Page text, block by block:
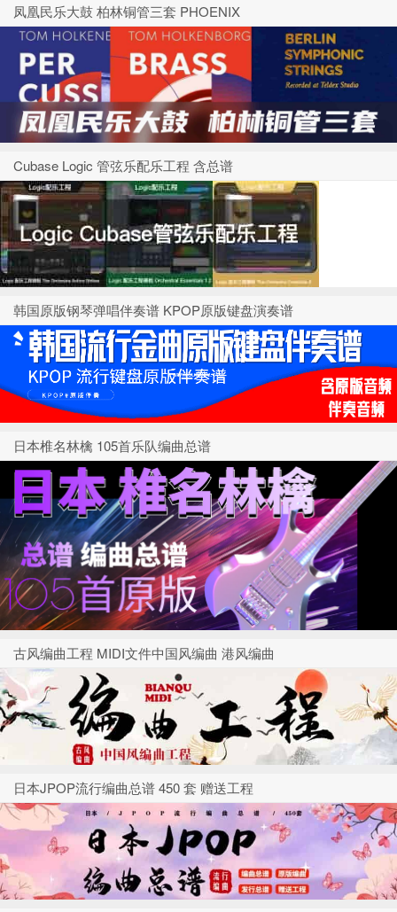
凤凰民乐大鼓 柏林铜管三套 PHOENIX
Cubase Logic 管弦乐配乐工程 含总谱
韩国原版钢琴弹唱伴奏谱 KPOP原版键盘演奏谱
日本椎名林檎 105首乐队编曲总谱
古风编曲工程 MIDI文件中国风编曲 港风编曲
日本JPOP流行编曲总谱 450 套 赠送工程